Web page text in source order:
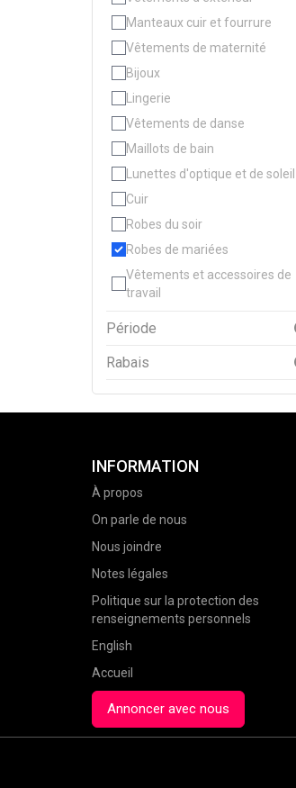
Manteaux cuir et fourrure
Vêtements de maternité
Bijoux
Lingerie
Vêtements de danse
Maillots de bain
Lunettes d'optique et de soleil
Cuir
Robes du soir
Robes de mariées
Vêtements et accessoires de
travail
Période
Rabais
INFORMATION
À propos
On parle de nous
Nous joindre
Notes légales
Politique sur la protection des
renseignements personnels
English
Accueil
Annoncer avec nous